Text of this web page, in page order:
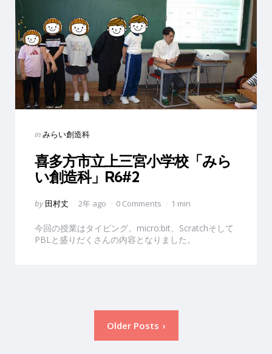
Categories
Posted
inみらい創造科
喜多方市立上三宮小学校「みら
い創造科」R6#2
Posted
by 田村丈 2年 ago 0 Comments 1 min
今回の授業はタイピング、micro:bit、Scratchそして
PBLと盛りだくさんの内容となりました。
Older Posts